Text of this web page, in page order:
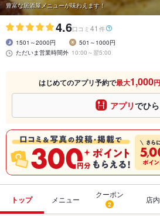
豊富な居酒屋メニューが味わえます！
4.6口コミ 41 件
1501～2000円
501～1000円
ただいま営業時間外 10:00～翌5:00
はじめてのアプリ予約で最大1,000
アプリでひら
トップ メニュー
クーポン
2 店内